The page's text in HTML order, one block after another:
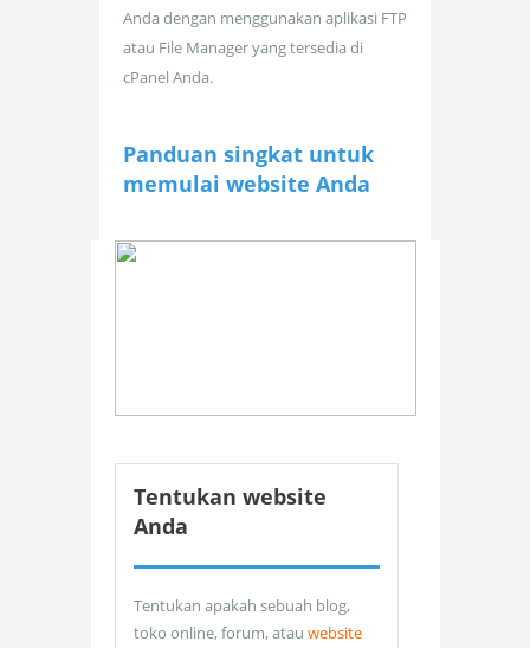
Anda dengan menggunakan aplikasi FTP
atau File Manager yang tersedia di
cPanel Anda.
Panduan singkat untuk
memulai website Anda
Tentukan website
Anda
Tentukan apakah sebuah blog,
toko online, forum, atau website